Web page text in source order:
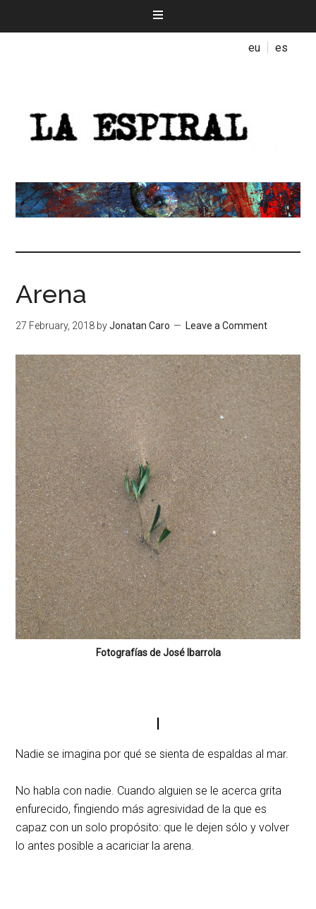
eu es
Arena
27 February, 2018 byJonatan Caro Leave a Comment
Fotografías de José Ibarrola
I
Nadie se imagina por qué se sienta de espaldas al mar.
No habla con nadie. Cuando alguien se le acerca grita
enfurecido, fingiendo más agresividad de la que es
capaz con un solo propósito: que le dejen sólo y volver
lo antes posible a acariciar la arena.